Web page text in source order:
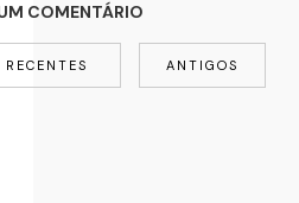
COMENTÁRIO
ANTIGOS